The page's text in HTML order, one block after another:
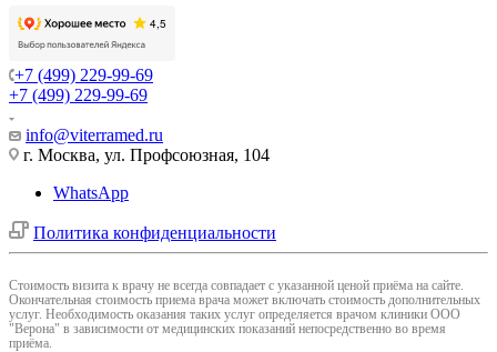
+7 (499) 229-99-69
+7 (499) 229-99-69
info@viterramed.ru
г. Москва, ул. Профсоюзная, 104
WhatsApp
Политика конфиденциальности
Cтоимость визита к врачу не всегда совпадает с указанной ценой приёма на сайте.
Окончательная стоимость приема врача может включать стоимость дополнительных
услуг. Необходимость оказания таких услуг определяется врачом клиники ООО
"Верона" в зависимости от медицинских показаний непосредственно во время
приёма.